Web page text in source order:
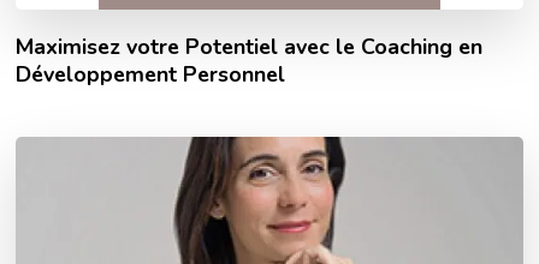
Maximisez votre Potentiel avec le Coaching en
Développement Personnel